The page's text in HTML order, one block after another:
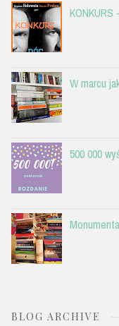
KONKURS
W marcu
500 000
BLOG ARCHIVE